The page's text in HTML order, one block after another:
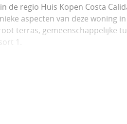
de regio Huis Kopen Costa
aspecten van deze woning
terras, gemeenschappelijke
1.